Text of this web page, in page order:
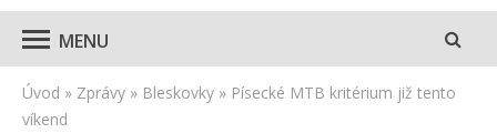
MENU
Úvod » Zprávy » Bleskovky » Písecké MTB kritérium již tento
víkend